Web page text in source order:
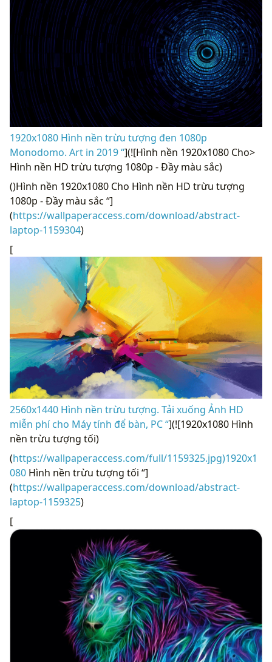
1920x1080 Hình nền trừu tượng đen 1080p
Monodomo. Art in 2019 “](![Hình nền 1920x1080 Cho>
Hình nền HD trừu tượng 1080p - Đầy màu sắc)
()Hình nền 1920x1080 Cho Hình nền HD trừu tượng
1080p - Đầy màu sắc “]
(https://wallpaperaccess.com/download/abstract-
laptop-1159304)
[
2560x1440 Hình nền trừu tượng. Tải xuống Ảnh HD
miễn phí cho Máy tính để bàn, PC “](![1920x1080 Hình
nền trừu tượng tối)
(https://wallpaperaccess.com/full/1159325.jpg)1920x1
080 Hình nền trừu tượng tối “]
(https://wallpaperaccess.com/download/abstract-
laptop-1159325)
[